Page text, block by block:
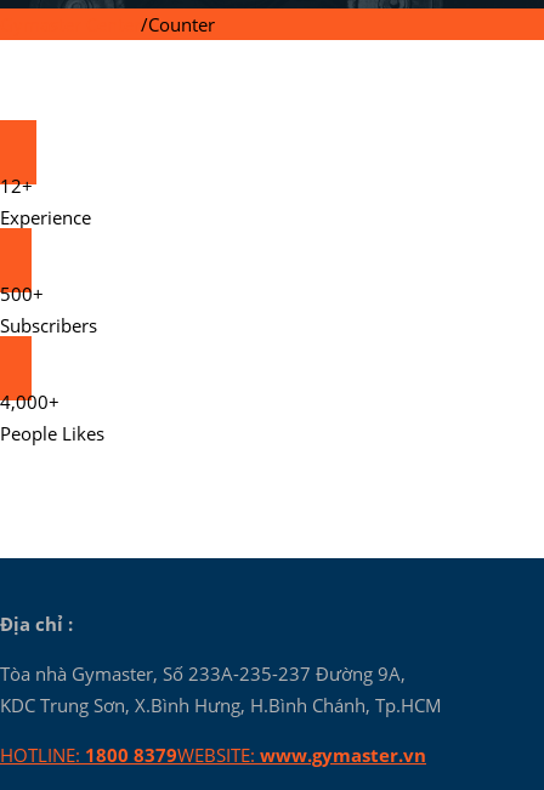
/Counter
12+
Experience
500+
Subscribers
4,000+
People Likes
Địa chỉ :
Tòa nhà Gymaster, Số 233A-235-237 Đường 9A,
KDC Trung Sơn, X.Bình Hưng, H.Bình Chánh, Tp.HCM
HOTLINE: 1800 8379WEBSITE: www.gymaster.vn